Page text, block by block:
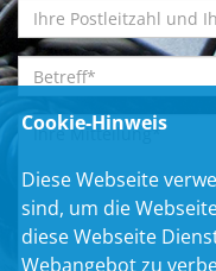
Cookie-Hinweis
Diese Webseite
sind, um die
diese Webseite
Webangebot zu